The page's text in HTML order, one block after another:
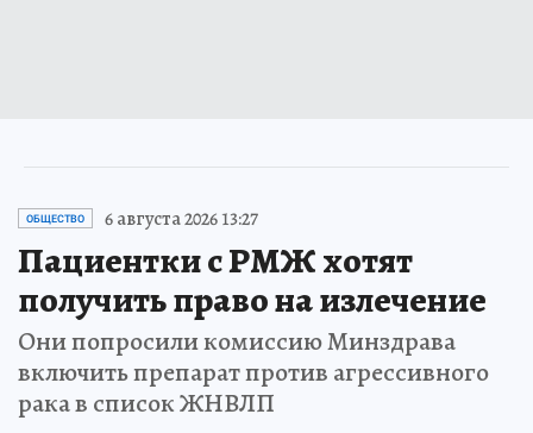
ОБЩЕСТВО 6 августа 2026 13:27
Пациентки с РМЖ хотят
получить право на излечение
Они попросили комиссию Минздрава
включить препарат против агрессивного
рака в список ЖНВЛП